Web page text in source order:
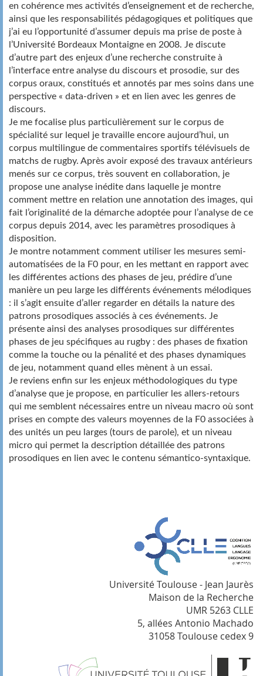
en cohérence mes activités d’enseignement et de recherche,
ainsi que les responsabilités pédagogiques et politiques que
j’ai eu l’opportunité d’assumer depuis ma prise de poste à
l’Université Bordeaux Montaigne en 2008. Je discute
d’autre part des enjeux d’une recherche construite à
l’interface entre analyse du discours et prosodie, sur des
corpus oraux, constitués et annotés par mes soins dans une
perspective « data-driven » et en lien avec les genres de
discours.
Je me focalise plus particulièrement sur le corpus de
spécialité sur lequel je travaille encore aujourd’hui, un
corpus multilingue de commentaires sportifs télévisuels de
matchs de rugby. Après avoir exposé des travaux antérieurs
menés sur ce corpus, très souvent en collaboration, je
propose une analyse inédite dans laquelle je montre
comment mettre en relation une annotation des images, qui
fait l’originalité de la démarche adoptée pour l’analyse de ce
corpus depuis 2014, avec les paramètres prosodiques à
disposition.
Je montre notamment comment utiliser les mesures semi-
automatisées de la F0 pour, en les mettant en rapport avec
les différentes actions des phases de jeu, prédire d’une
manière un peu large les différents événements mélodiques
: il s’agit ensuite d’aller regarder en détails la nature des
patrons prosodiques associés à ces événements. Je
présente ainsi des analyses prosodiques sur différentes
phases de jeu spécifiques au rugby : des phases de fixation
comme la touche ou la pénalité et des phases dynamiques
de jeu, notamment quand elles mènent à un essai.
Je reviens enfin sur les enjeux méthodologiques du type
d’analyse que je propose, en particulier les allers-retours
qui me semblent nécessaires entre un niveau macro où sont
prises en compte des valeurs moyennes de la F0 associées à
des unités un peu larges (tours de parole), et un niveau
micro qui permet la description détaillée des patrons
prosodiques en lien avec le contenu sémantico-syntaxique.
Université Toulouse - Jean Jaurès
Maison de la Recherche
UMR 5263 CLLE
5, allées Antonio Machado
31058 Toulouse cedex 9